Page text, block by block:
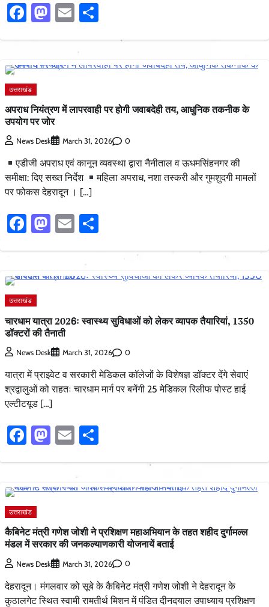
Facebook
Mastodon
Email
उत्तराखंड
अपराध नियंत्रण में लापरवाही पर होगी जवाबदेही तय, आधुनिक तकनीक के
उपयोग पर जोर
News Desk March 31, 2026 0
एडीजी अपराध एवं कानून व्यवस्था द्वारा नैनीताल व ऊधमसिंहनगर की
समीक्षा: दिए सख्त निर्देश
महिला अपराध, नशा तस्करी और गुमशुदगी मामलों
पर फोकस देहरादून । […]
Facebook
Mastodon
Email
उत्तराखंड
चारधाम यात्रा 2026ः स्वास्थ्य सुविधाओं को लेकर व्यापक तैयारियां, 1350
डॉक्टरों की तैनाती
News Desk March 31, 2026 0
यात्रा में प्राइवेट व सरकारी मेडिकल कॉलेजों के विशेषज्ञ डॉक्टर देंगे सेवाएं
श्रद्वालुओं को राहतः चारधाम मार्ग पर बनेंगी 25 मेडिकल रिलीफ पोस्ट हाई
एल्टीटयूड […]
Facebook
Mastodon
Email
उत्तराखंड
कैबिनेट मंत्री गणेश जोशी ने प्रशिक्षण महाअभियान के तहत शहीद दुर्गामल्ल
मंडल में सरकार की जनकल्याणकारी योजनायें बताई
News Desk March 31, 2026 0
देहरादून। मंगलवार को सूबे के कैबिनेट मंत्री गणेश जोशी ने देहरादून के
कुठालगेट स्थित स्वामी रामतीर्थ मिशन में पंडित दीनदयाल उपाध्याय प्रशिक्षण